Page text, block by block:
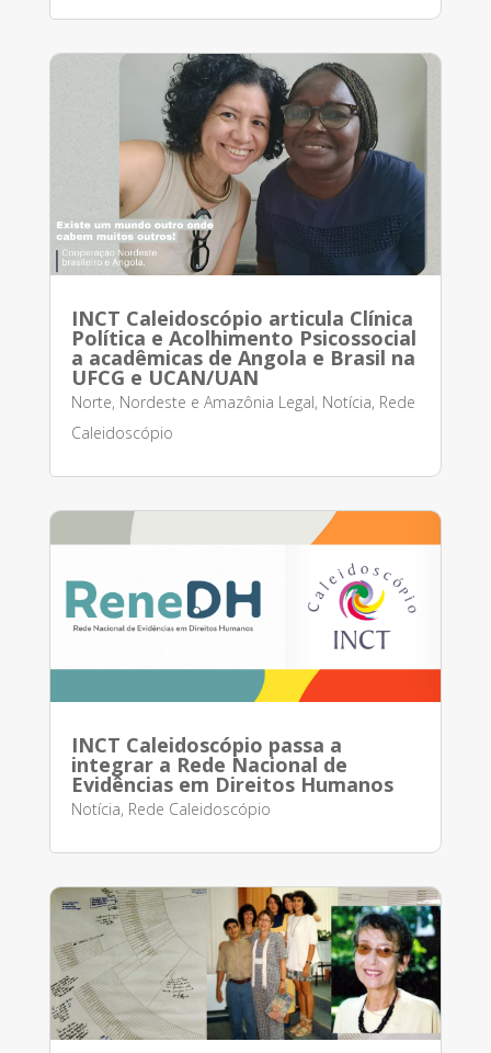
INCT Caleidoscópio articula Clínica
Política e Acolhimento Psicossocial
a acadêmicas de Angola e Brasil na
UFCG e UCAN/UAN
Norte, Nordeste e Amazônia Legal, Notícia, Rede
Caleidoscópio
INCT Caleidoscópio passa a
integrar a Rede Nacional de
Evidências em Direitos Humanos
Notícia, Rede Caleidoscópio